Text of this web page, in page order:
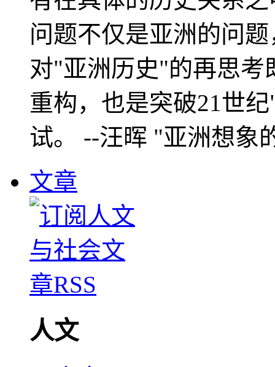
问题不仅是亚洲的问
对"亚洲历史"的再思考
重构，也是突破21世
试。 --汪晖 "亚洲想象
文章
人文